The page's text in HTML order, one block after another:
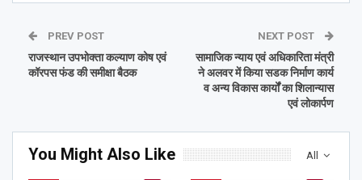
PREV POST
राजस्थान उपभोक्ता कल्याण कोष एवं
कॉरपस फंड की समीक्षा बैठक
NEXT POST
सामाजिक न्याय एवं अधिकारिता मंत्री
ने अलवर में किया सडक निर्माण कार्य
व अन्य विकास कार्यों का शिलान्यास
एवं लोकार्पण
All
You Might Also Like